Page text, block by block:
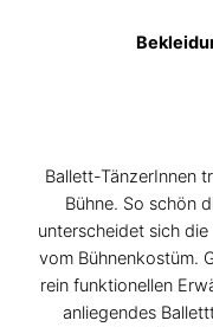
Ballett-TänzerInnen
Bühne. So schön
unterscheidet sich
vom Bühnenkostüm.
rein funktionellen
anliegendes